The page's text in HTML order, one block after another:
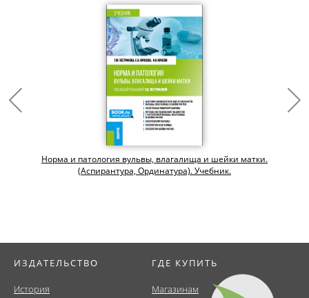
Норма и патология вульвы, влагалища и шейки матки.
(Аспирантура, Ординатура). Учебник.
ИЗДАТЕЛЬСТВО
История
ГДЕ КУПИТЬ
Магазинам